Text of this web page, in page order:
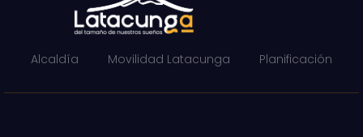
Alcaldía Movilidad Latacunga Planificación